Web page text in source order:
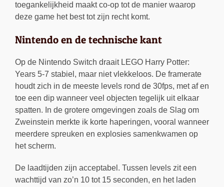
toegankelijkheid maakt co-op tot de manier waarop
deze game het best tot zijn recht komt.
Nintendo en de technische kant
Op de Nintendo Switch draait LEGO Harry Potter:
Years 5-7 stabiel, maar niet vlekkeloos. De framerate
houdt zich in de meeste levels rond de 30fps, met af en
toe een dip wanneer veel objecten tegelijk uit elkaar
spatten. In de grotere omgevingen zoals de Slag om
Zweinstein merkte ik korte haperingen, vooral wanneer
meerdere spreuken en explosies samenkwamen op
het scherm.
De laadtijden zijn acceptabel. Tussen levels zit een
wachttijd van zo’n 10 tot 15 seconden, en het laden